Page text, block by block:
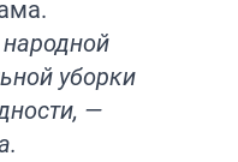
уборки
—